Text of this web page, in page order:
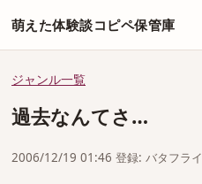
萌えた体験談コピペ保管庫
ジャンル一覧
過去なんてさ…
2006/12/19 01:46 登録: バタフライ